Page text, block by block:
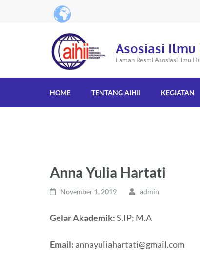
Asosiasi
Laman Resmi Asosiasi Ilmu
HOME TENTANG AIHII KEGIATAN
Anna Yulia Hartati
November 1, 2019 admin
Gelar Akademik:S.IP; M.A
Email: annayuliahartati@gmail.com